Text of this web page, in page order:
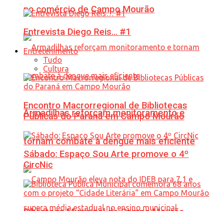
no comércio de Campo Mourão
Armadilhas reforçam monitoramento e
tornam combate à dengue mais eficiente
Entrevista Diego Reis… #1
Entretenimento
Tudo
Cultura
Encontro Macrorregional de Bibliotecas
Públicas do Paraná em Campo Mourão
Sábado: Espaço Sou Arte promove o 4º
CircNic